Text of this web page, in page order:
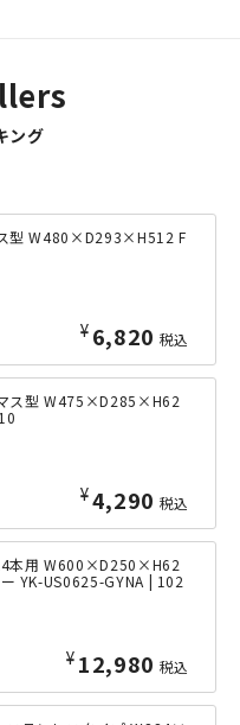
ング
型 W480×D293×H512 F
¥ 6,820 税込
ス型 W475×D285×H62
¥4,290 税込
本用 W600×D250×H62
YK-US0625-GYNA | 102
¥ 12,980 税込